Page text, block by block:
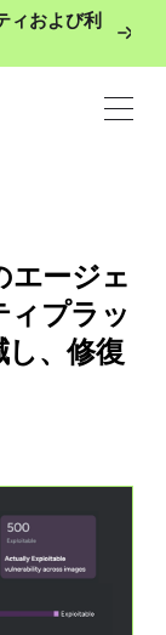
ィおよび利
ージェ
プラッ
、修復